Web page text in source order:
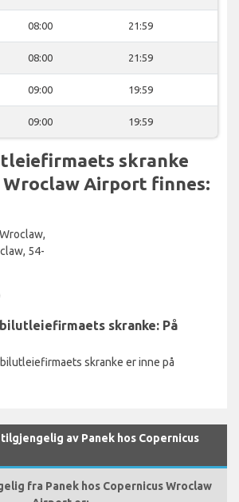
08:00 21:59
08:00 21:59
09:00 19:59
09:00 19:59
skranke
Wroclaw Airport finnes:
54-
skranke: På
skranke er inne på
av Panek hos Copernicus
fra Panek hos Copernicus Wroclaw